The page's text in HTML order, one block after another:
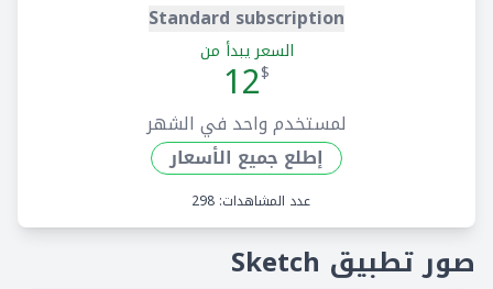
Standard subscription
السعر يبدأ من
$
12
لمستخدم واحد في الشهر
إطلع جميع الأسعار
عدد المشاهدات: 298
صور تطبيق Sketch